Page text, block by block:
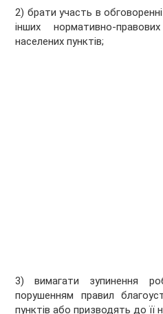
2) брати участь в
інших нормативно-
населених пунктів;
3) вимагати зупинення
порушенням правил
пунктів або призводять до її